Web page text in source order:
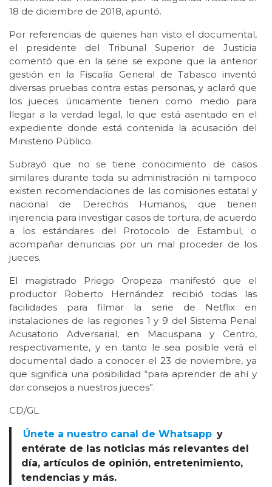
18 de diciembre de 2018, apuntó.
Por referencias de quienes han visto el documental,
el presidente del Tribunal Superior de Justicia
comentó que en la serie se expone que la anterior
gestión en la Fiscalía General de Tabasco inventó
diversas pruebas contra estas personas, y aclaró que
los jueces únicamente tienen como medio para
llegar a la verdad legal, lo que está asentado en el
expediente donde está contenida la acusación del
Ministerio Público.
Subrayó que no se tiene conocimiento de casos
similares durante toda su administración ni tampoco
existen recomendaciones de las comisiones estatal y
nacional de Derechos Humanos, que tienen
injerencia para investigar casos de tortura, de acuerdo
a los estándares del Protocolo de Estambul, o
acompañar denuncias por un mal proceder de los
jueces.
El magistrado Priego Oropeza manifestó que el
productor Roberto Hernández recibió todas las
facilidades para filmar la serie de Netflix en
instalaciones de las regiones 1 y 9 del Sistema Penal
Acusatorio Adversarial, en Macuspana y Centro,
respectivamente, y en tanto le sea posible verá el
documental dado a conocer el 23 de noviembre, ya
que significa una posibilidad “para aprender de ahí y
dar consejos a nuestros jueces”.
CD/GL
Únete a nuestro canal de Whatsapp y
entérate de las noticias más relevantes del
día, artículos de opinión, entretenimiento,
tendencias y más.